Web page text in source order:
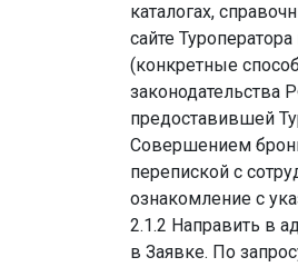
каталогах,
сайте
(конкретные
законодательства
предоставившей
Совершением
перепиской с
ознакомление с
2.1.2 Направить в
в Заявке. По